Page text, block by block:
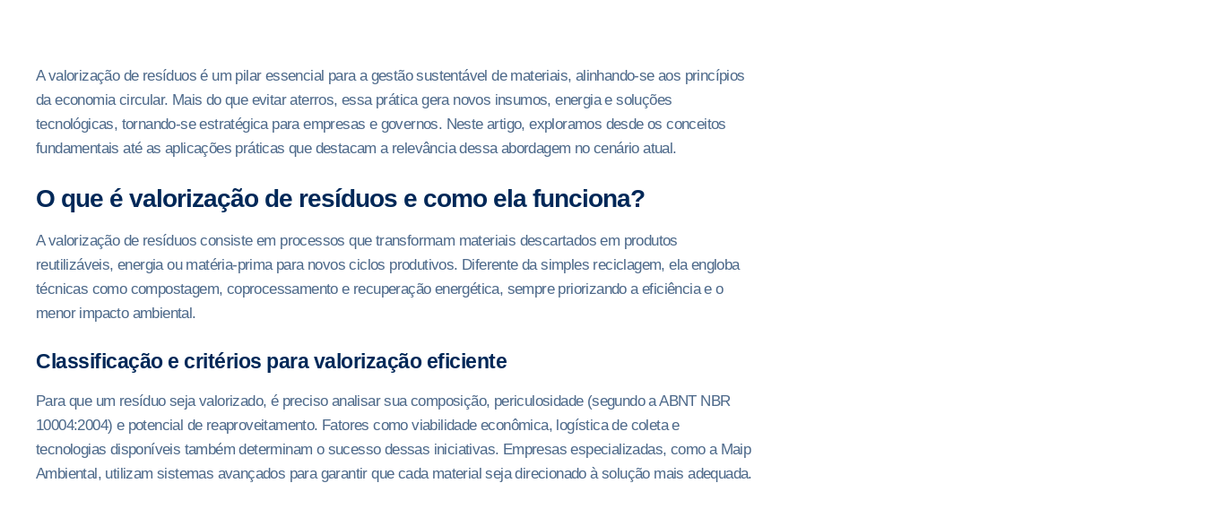
A valorização de resíduos é um pilar essencial para a gestão sustentável de materiais, alinhando-se aos princípios
da economia circular. Mais do que evitar aterros, essa prática gera novos insumos, energia e soluções
tecnológicas, tornando-se estratégica para empresas e governos. Neste artigo, exploramos desde os conceitos
fundamentais até as aplicações práticas que destacam a relevância dessa abordagem no cenário atual.
O que é valorização de resíduos e como ela funciona?
A valorização de resíduos consiste em processos que transformam materiais descartados em produtos
reutilizáveis, energia ou matéria-prima para novos ciclos produtivos. Diferente da simples reciclagem, ela engloba
técnicas como compostagem, coprocessamento e recuperação energética, sempre priorizando a eficiência e o
menor impacto ambiental.
Classificação e critérios para valorização eficiente
Para que um resíduo seja valorizado, é preciso analisar sua composição, periculosidade (segundo a ABNT NBR
10004:2004) e potencial de reaproveitamento. Fatores como viabilidade econômica, logística de coleta e
tecnologias disponíveis também determinam o sucesso dessas iniciativas. Empresas especializadas, como a Maip
Ambiental, utilizam sistemas avançados para garantir que cada material seja direcionado à solução mais adequada.